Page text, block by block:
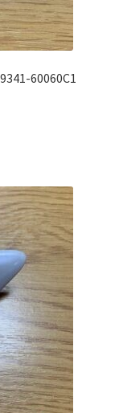
60060С1